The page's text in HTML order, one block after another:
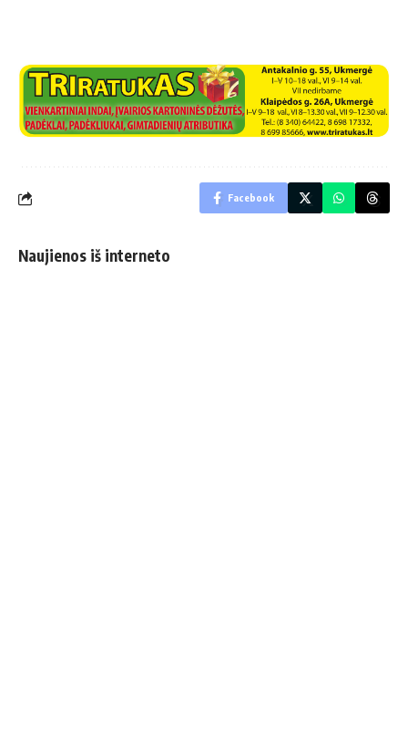
Facebook
Naujienos iš interneto